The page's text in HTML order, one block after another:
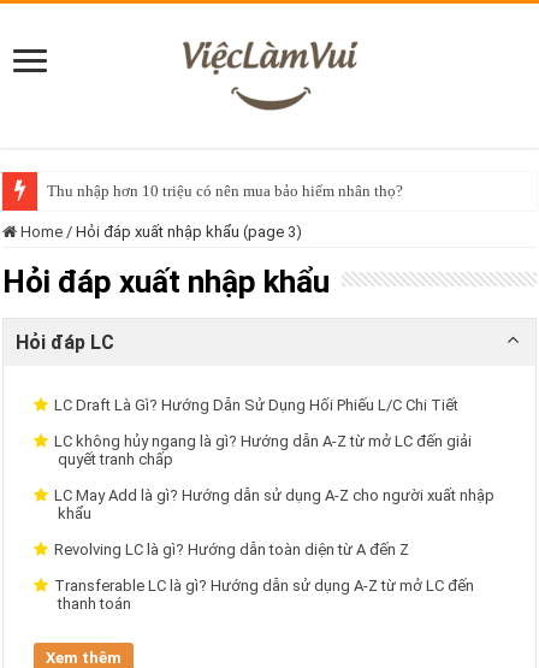
Thu nhập hơn 10 triệu có nên mua bảo hiểm nhân thọ?
Home / Hỏi đáp xuất nhập khẩu (page 3)
Hỏi đáp xuất nhập khẩu
Hỏi đáp LC
LC Draft Là Gì? Hướng Dẫn Sử Dụng Hối Phiếu L/C Chi Tiết
LC không hủy ngang là gì? Hướng dẫn A-Z từ mở LC đến giải
quyết tranh chấp
LC May Add là gì? Hướng dẫn sử dụng A-Z cho người xuất nhập
khẩu
Revolving LC là gì? Hướng dẫn toàn diện từ A đến Z
Transferable LC là gì? Hướng dẫn sử dụng A-Z từ mở LC đến
thanh toán
Xem thêm